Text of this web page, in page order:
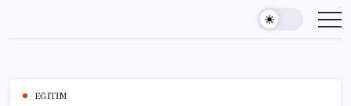
content
EĞITIM